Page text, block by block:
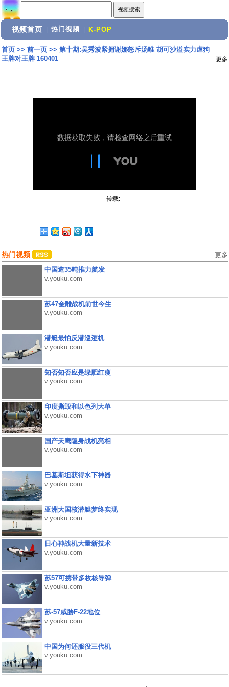
视频首页 热门视频 K-POP
首页>> 前一页>> 第十期:吴秀波紧拥谢娜怒斥汤唯 胡可沙溢实力虐狗
王牌对王牌 160401
更多
转载:
热门视频 更多
中国造35吨推力航发
v.youku.com
苏47金雕战机前世今生
v.youku.com
潜艇最怕反潜巡逻机
v.youku.com
知否知否应是绿肥红瘦
v.youku.com
印度撕毁和以色列大单
v.youku.com
国产天鹰隐身战机亮相
v.youku.com
巴基斯坦获得水下神器
v.youku.com
亚洲大国核潜艇梦终实现
v.youku.com
日心神战机大量新技术
v.youku.com
苏57可携带多枚核导弹
v.youku.com
苏-57威胁F-22地位
v.youku.com
中国为何还服役三代机
v.youku.com